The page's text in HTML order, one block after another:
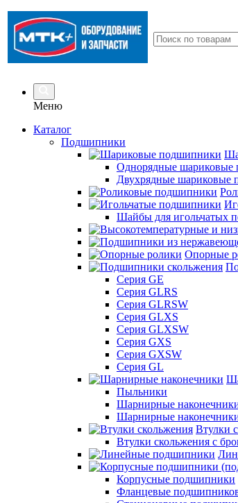
Меню
Каталог
Подшипники
Однорядные шариковые
Двухрядные шариковые
Шайбы для игольчатых
Опорные
Серия GE
Серия GLRS
Серия GLRSW
Серия GLXS
Серия GLXSW
Серия GXS
Серия GXSW
Серия GL
Пыльники
Шарнирные
Шарнирные
Втулки
Втулки скольжения с
Корпусные подшипники
Фланцевые